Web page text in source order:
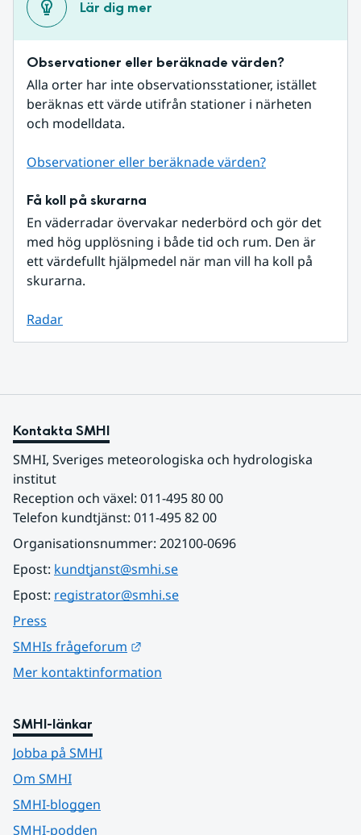
Lär dig mer
Observationer eller beräknade värden?
Alla orter har inte observationsstationer, istället
beräknas ett värde utifrån stationer i närheten
och modelldata.
Observationer eller beräknade värden?
Få koll på skurarna
En väderradar övervakar nederbörd och gör det
med hög upplösning i både tid och rum. Den är
ett värdefullt hjälpmedel när man vill ha koll på
skurarna.
Radar
Kontakta SMHI
SMHI, Sveriges meteorologiska och hydrologiska
institut
Reception och växel: 011-495 80 00
Telefon kundtjänst: 011-495 82 00
Organisationsnummer: 202100-0696
Epost: kundtjanst@smhi.se
Epost: registrator@smhi.se
Press
SMHIs frågeforum
Mer kontaktinformation
SMHI-länkar
Jobba på SMHI
Om SMHI
SMHI-bloggen
SMHI-podden